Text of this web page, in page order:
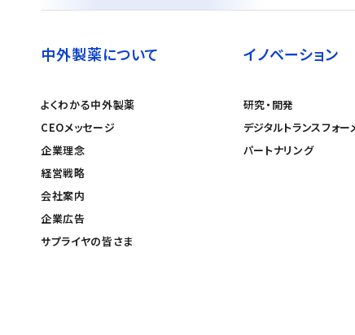
中外製薬について
よくわかる中外製薬
CEOメッセージ
企業理念
経営戦略
会社案内
企業広告
サプライヤの皆さま
イノベーション
研究・開発
デジタルトランスフォー
パートナリング